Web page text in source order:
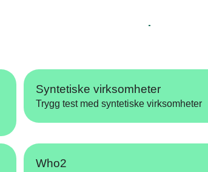
Syntetiske virksomheter
Trygg test med syntetiske virksomheter
Who2